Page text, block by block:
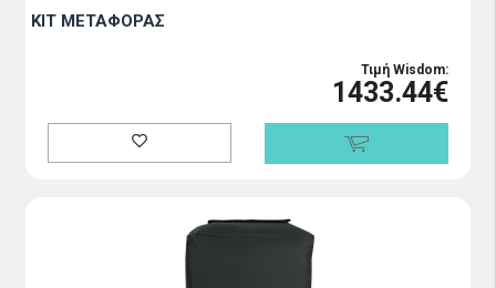
KIT ΜΕΤΑΦΟΡΑΣ
Τιμή Wisdom:
1433.44€